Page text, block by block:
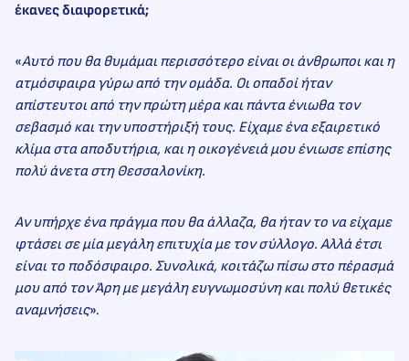
έκανες διαφορετικά;
«Αυτό που θα θυμάμαι περισσότερο είναι οι άνθρωποι και η
ατμόσφαιρα γύρω από την ομάδα. Οι οπαδοί ήταν
απίστευτοι από την πρώτη μέρα και πάντα ένιωθα τον
σεβασμό και την υποστήριξή τους. Είχαμε ένα εξαιρετικό
κλίμα στα αποδυτήρια, και η οικογένειά μου ένιωσε επίσης
πολύ άνετα στη Θεσσαλονίκη.
Αν υπήρχε ένα πράγμα που θα άλλαζα, θα ήταν το να είχαμε
φτάσει σε μία μεγάλη επιτυχία με τον σύλλογο. Αλλά έτσι
είναι το ποδόσφαιρο. Συνολικά, κοιτάζω πίσω στο πέρασμά
μου από τον Άρη με μεγάλη ευγνωμοσύνη και πολύ θετικές
αναμνήσεις».